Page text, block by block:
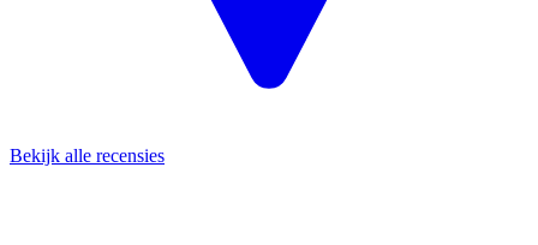
Bekijk alle recensies